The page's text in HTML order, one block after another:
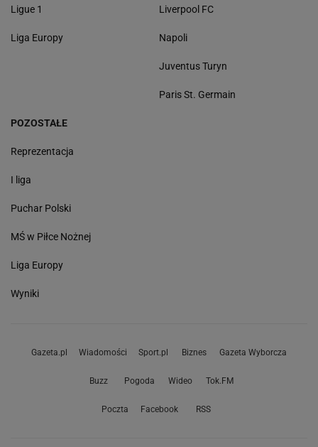
Ligue 1
Liga Europy
Liverpool FC
Napoli
Juventus Turyn
Paris St. Germain
POZOSTAŁE
Reprezentacja
I liga
Puchar Polski
MŚ w Piłce Nożnej
Liga Europy
Wyniki
Gazeta.pl Wiadomości Sport.pl Biznes Gazeta Wyborcza
Buzz Pogoda Wideo Tok.FM
Poczta Facebook RSS